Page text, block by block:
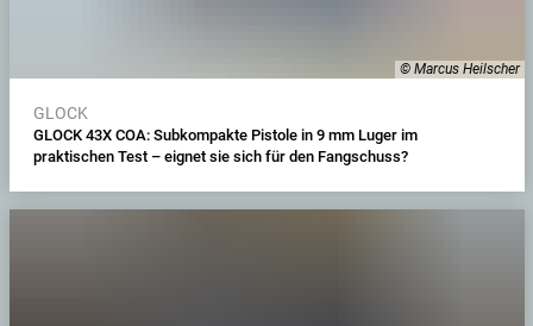
© Marcus Heilscher
GLOCK
GLOCK 43X COA: Subkompakte Pistole in 9 mm Luger im
praktischen Test – eignet sie sich für den Fangschuss?